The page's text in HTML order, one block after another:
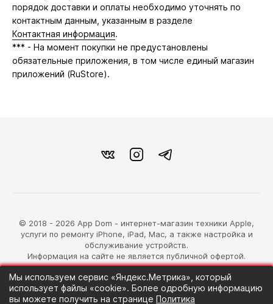
порядок доставки и оплаты необходимо уточнять по
контактным данным, указанным в разделе
Контактная информация.
*** - На момент покупки не предустановлены
обязательные приложения, в том числе единый магазин
приложений (RuStore).
© 2018 - 2026 App Dom - интернет-магазин техники Apple,
услуги по ремонту iPhone, iPad, Mac, а также настройка и
обслуживание устройств.
Информация на сайте не является публичной офертой.
разработка магазина
Синий Лев
Мы используем сервис «Яндекс.Метрика», который
использует файлы «cookie». Более одробную информацию
вы можете получить на странице Политика